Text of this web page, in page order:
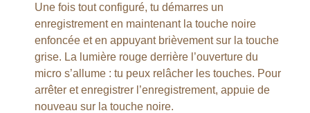
Une fois tout configuré, tu démarres un
enregistrement en maintenant la touche noire
enfoncée et en appuyant brièvement sur la touche
grise. La lumière rouge derrière l’ouverture du
micro s’allume : tu peux relâcher les touches. Pour
arrêter et enregistrer l’enregistrement, appuie de
nouveau sur la touche noire.